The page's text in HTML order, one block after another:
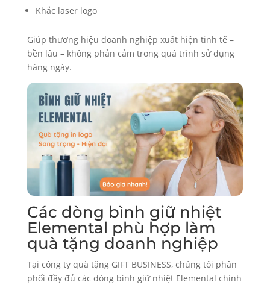
Khắc laser logo
Giúp thương hiệu doanh nghiệp xuất hiện tinh tế –
bền lâu – không phản cảm trong quá trình sử dụng
hàng ngày.
Các dòng bình giữ nhiệt
Elemental phù hợp làm
quà tặng doanh nghiệp
Tại công ty quà tặng GIFT BUSINESS, chúng tôi phân
phối đầy đủ các dòng bình giữ nhiệt Elemental chính